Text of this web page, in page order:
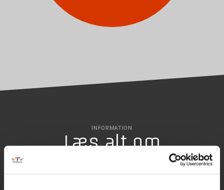
INFORMATION
Læs alt om